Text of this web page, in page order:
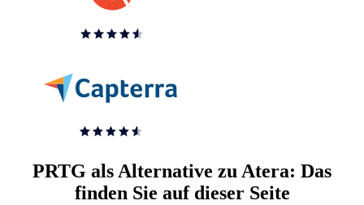
PRTG als Alternative zu Atera: Das
finden Sie auf dieser Seite